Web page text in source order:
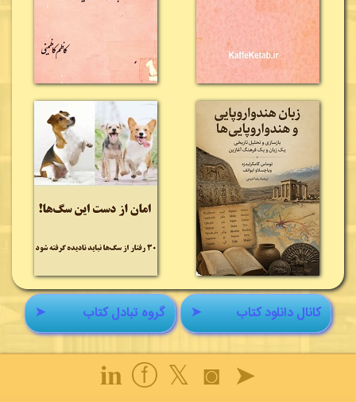
➤ گروه تبادل کتاب ➤ کانال دانلود کتاب
➤
◙
𝕏
ⓕ
𝐢𝐧